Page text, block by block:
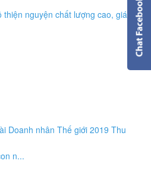
thiện nguyện chất lượng cao, giá tốt
Doanh nhân Thế giới 2019 Thu
n...